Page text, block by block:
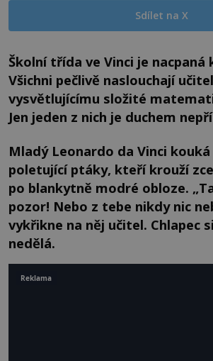
Sdílet na X
Školní třída ve Vinci je nacpaná
Všichni pečlivě naslouchají
vysvětlujícímu složité
Jen jeden z nich je duchem
Mladý Leonardo da Vinci
poletující ptáky, kteří krouží
po blankytně modré obloze.
pozor! Nebo z tebe nikdy nic
vykřikne na něj učitel. Chlapec
nedělá.
Reklama